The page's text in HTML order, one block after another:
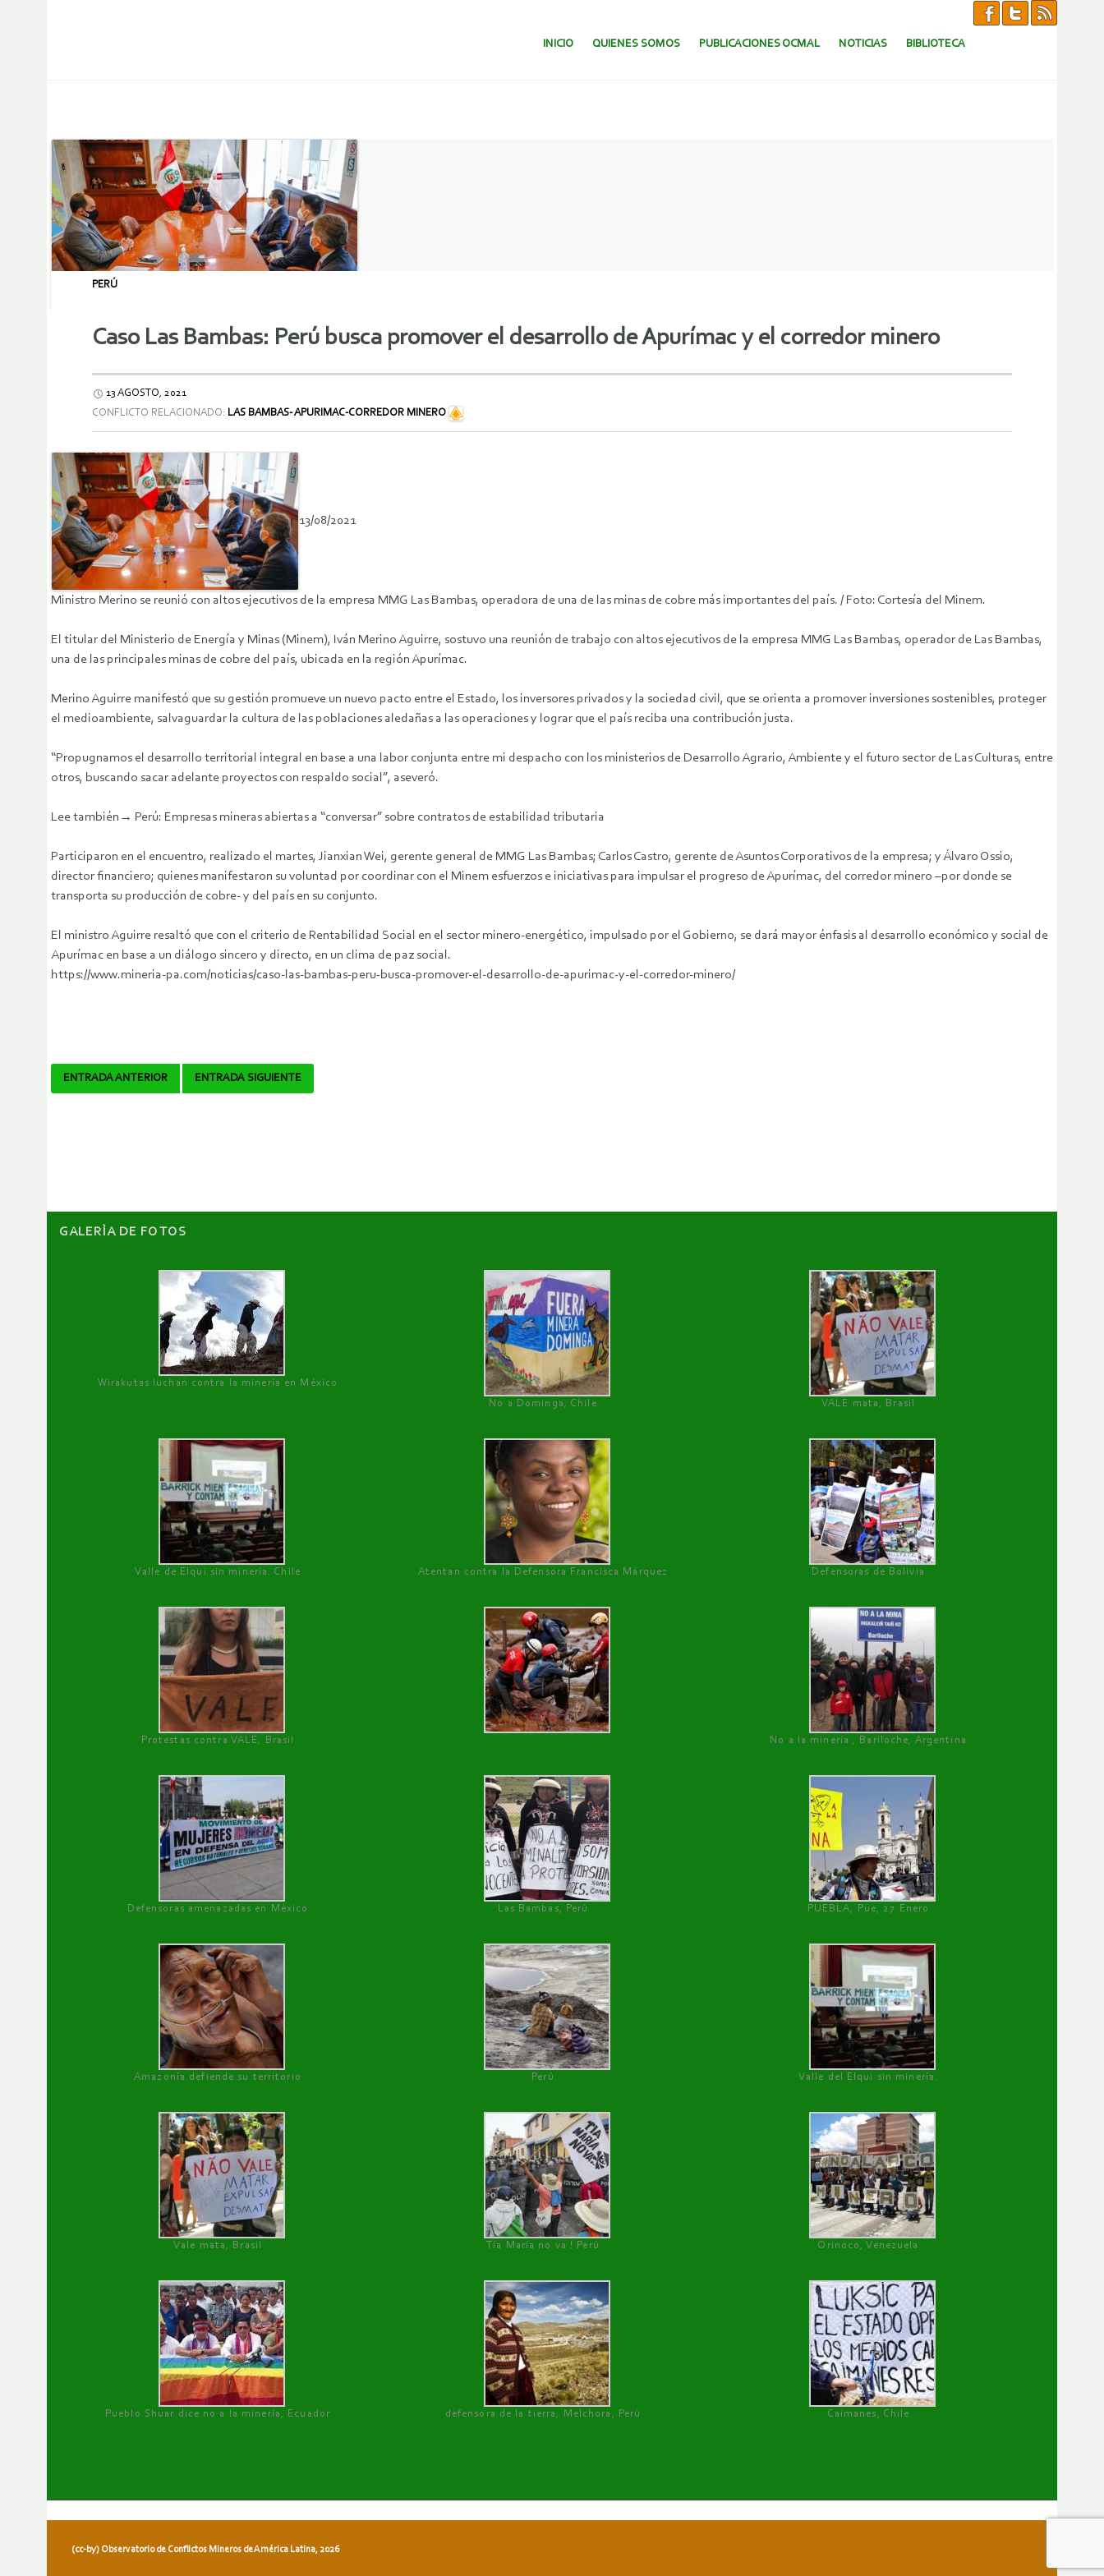
SALTAR AL CONTENIDO.
INICIO QUIENES SOMOS PUBLICACIONES OCMAL NOTICIAS BIBLIOTECA
PERÚ
Caso Las Bambas: Perú busca promover el desarrollo de Apurímac y el corredor minero
13 AGOSTO, 2021
CONFLICTO RELACIONADO: LAS BAMBAS- APURIMAC-CORREDOR MINERO
13/08/2021
Ministro Merino se reunió con altos ejecutivos de la empresa MMG Las Bambas, operadora de una de las minas de cobre más importantes del país. / Foto: Cortesía del Minem.
El titular del Ministerio de Energía y Minas (Minem), Iván Merino Aguirre, sostuvo una reunión de trabajo con altos ejecutivos de la empresa MMG Las Bambas, operador de Las Bambas,
una de las principales minas de cobre del país, ubicada en la región Apurímac.
Merino Aguirre manifestó que su gestión promueve un nuevo pacto entre el Estado, los inversores privados y la sociedad civil, que se orienta a promover inversiones sostenibles, proteger
el medioambiente, salvaguardar la cultura de las poblaciones aledañas a las operaciones y lograr que el país reciba una contribución justa.
“Propugnamos el desarrollo territorial integral en base a una labor conjunta entre mi despacho con los ministerios de Desarrollo Agrario, Ambiente y el futuro sector de Las Culturas, entre
otros, buscando sacar adelante proyectos con respaldo social”, aseveró.
Lee también→ Perú: Empresas mineras abiertas a “conversar” sobre contratos de estabilidad tributaria
Participaron en el encuentro, realizado el martes, Jianxian Wei, gerente general de MMG Las Bambas; Carlos Castro, gerente de Asuntos Corporativos de la empresa; y Álvaro Ossio,
director financiero; quienes manifestaron su voluntad por coordinar con el Minem esfuerzos e iniciativas para impulsar el progreso de Apurímac, del corredor minero –por donde se
transporta su producción de cobre- y del país en su conjunto.
El ministro Aguirre resaltó que con el criterio de Rentabilidad Social en el sector minero-energético, impulsado por el Gobierno, se dará mayor énfasis al desarrollo económico y social de
Apurímac en base a un diálogo sincero y directo, en un clima de paz social.
https://www.mineria-pa.com/noticias/caso-las-bambas-peru-busca-promover-el-desarrollo-de-apurimac-y-el-corredor-minero/
Navegador
ENTRADA ANTERIOR ENTRADA SIGUIENTE
GALERÌA DE FOTOS
Wirakutas luchan contra la minería en México
No a Dominga, Chile
VALE mata, Brasil
Valle de Elqui sin minería. Chile Atentan contra la Defensora Francisca Márquez Defensoras de Bolivia
Protestas contra VALE, Brasil No a la minería , Bariloche, Argentina
Defensoras amenazadas en México Las Bambas, Perú PUEBLA, Pue, 27 Enero
Amazonía defiende su territorio Perú Valle del Elqui sin minería.
Vale mata, Brasil Tía María no va ! Perú Orinoco, Venezuela
Pueblo Shuar dice no a la minería, Ecuador defensora de la tierra, Melchora, Perú Caimanes, Chile
(cc-by) Observatorio de Conflictos Mineros de América Latina, 2026